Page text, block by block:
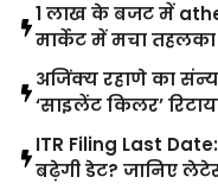
1 लाख के बजट में
मार्केट में मचा
अजिंक्य रहाणे का
‘साइलेंट किलर’
ITR Filing Last
बढ़ेगी डेट? जानिए